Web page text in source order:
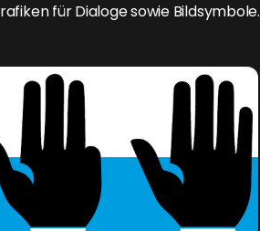
für Dialoge sowie Bildsymbole.